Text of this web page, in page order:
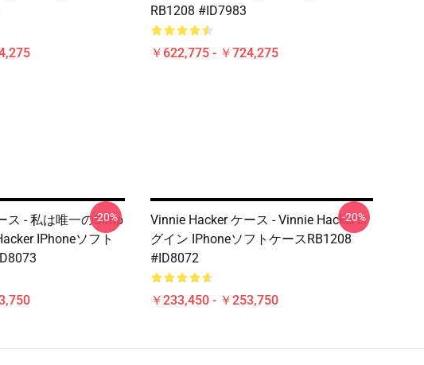
RB1208 #ID7983
￥622,775 - ￥724,275
ス - 私は唯一のSimp
IPhoneソフト
-20%
Vinnie Hacker ケース - Vinnie Hackerロ
グイン IPhoneソフトケースRB1208
#ID8072
￥233,450 - ￥253,750
-20%